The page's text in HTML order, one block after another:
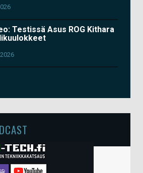
Testissä Asus ROG Kithara